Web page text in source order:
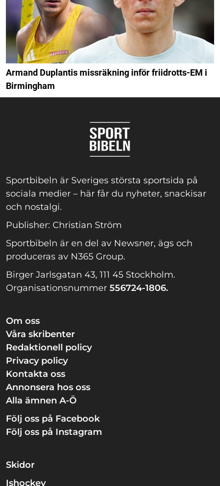
Armand Duplantis missräkning inför friidrotts-EM i
Birmingham
Sportbibeln är Sveriges största sportsida på
sociala medier – här får du nyheter, snackisar
och nostalgi.
Publisher: Christian Ström
Sportbibeln är en del av Newsner, ägs och
produceras av N365 Group.
Birger Jarlsgatan 43, 111 45 Stockholm.
Organisationsnummer 556724-1806.
Om oss
Våra skribenter
Redaktionell policy
Privacy policy
Kontakta oss
Annonsera hos oss
Alla ämnen A-Ö
Följ oss på Facebook
Följ oss på Instagram
Skidor
Ishockey